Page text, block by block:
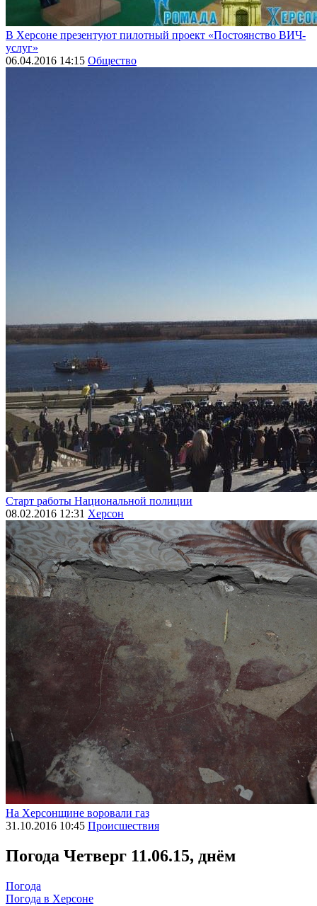
В Херсоне презентуют пилотный проект «Постоянство ВИЧ-
услуг»
06.04.2016 14:15 Общество
Старт работы Национальной полиции
08.02.2016 12:31 Херсон
На Херсонщине воровали газ
31.10.2016 10:45 Происшествия
Погода Четверг 11.06.15, днём
Погода
Погода в Херсоне